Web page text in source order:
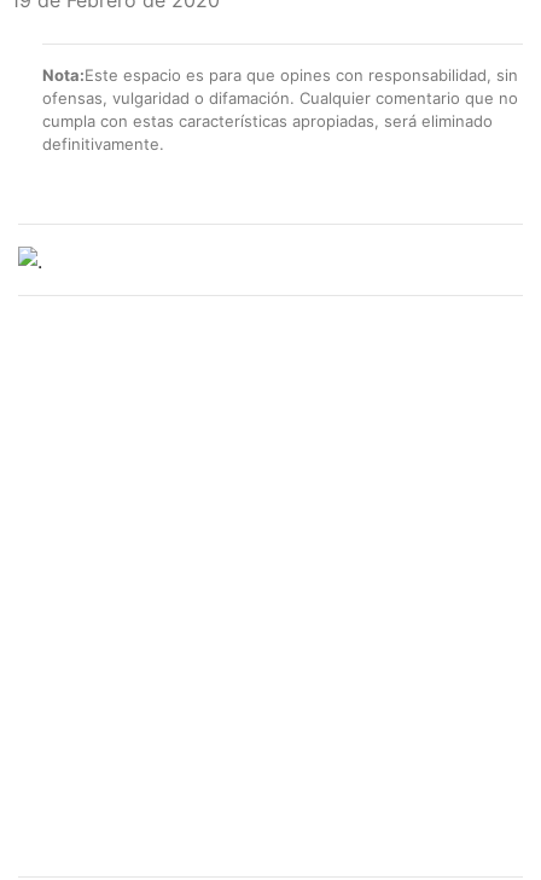
Nota:Este espacio es para que opines con responsabilidad, sin
ofensas, vulgaridad o difamación. Cualquier comentario que no
cumpla con estas características apropiadas, será eliminado
definitivamente.